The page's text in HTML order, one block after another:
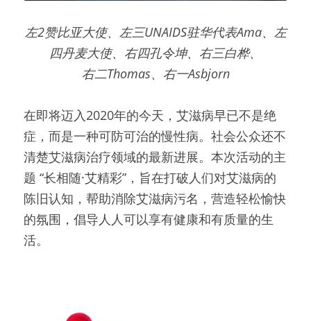
左2赞比亚大使、左三UNAIDS驻华代表Ama、左
四丹麦大使、右四孔令坤、右三白桦、
右二Thomas、右一Asbjorn
在即将迈入2020年的今天，艾滋病早已不是绝
症，而是一种可防可治的慢性病。社会公众还不
清楚艾滋病治疗领域的最新进展。本次活动的主
题 “长相随·艾精彩”，旨在打破人们对艾滋病的
陈旧认知，帮助消除艾滋病污名，营造轻松愉快
的氛围，倡导人人可以享有健康和有质量的生
活。